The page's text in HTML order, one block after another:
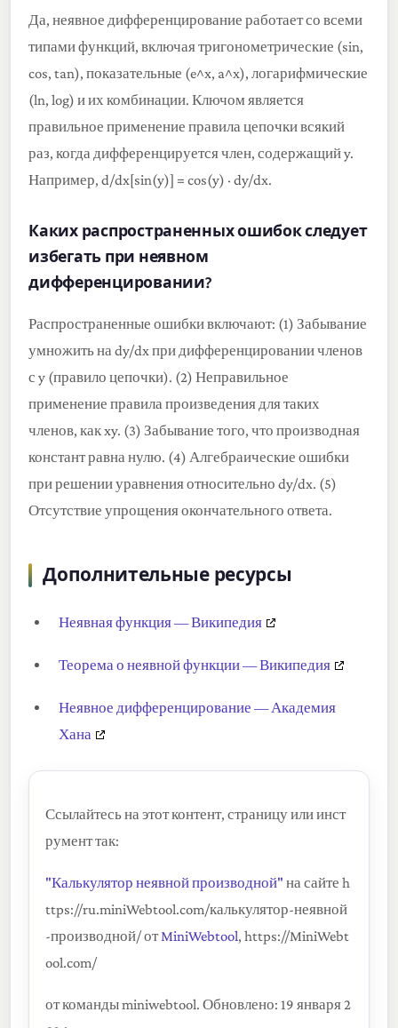
Да, неявное дифференцирование работает со всеми
типами функций, включая тригонометрические (sin,
cos, tan), показательные (e^x, a^x), логарифмические
(ln, log) и их комбинации. Ключом является
правильное применение правила цепочки всякий
раз, когда дифференцируется член, содержащий y.
Например, d/dx[sin(y)] = cos(y) · dy/dx.
Каких распространенных ошибок следует
избегать при неявном
дифференцировании?
Распространенные ошибки включают: (1) Забывание
умножить на dy/dx при дифференцировании членов
с y (правило цепочки). (2) Неправильное
применение правила произведения для таких
членов, как xy. (3) Забывание того, что производная
констант равна нулю. (4) Алгебраические ошибки
при решении уравнения относительно dy/dx. (5)
Отсутствие упрощения окончательного ответа.
Дополнительные ресурсы
Неявная функция — Википедия
Теорема о неявной функции — Википедия
Неявное дифференцирование — Академия
Хана
Ссылайтесь на этот контент, страницу или инст
румент так:
"Калькулятор неявной производной" на сайте h
ttps://ru.miniWebtool.com/калькулятор-неявной
-производной/ отMiniWebtool, https://MiniWebt
ool.com/
от команды miniwebtool. Обновлено: 19 января 2